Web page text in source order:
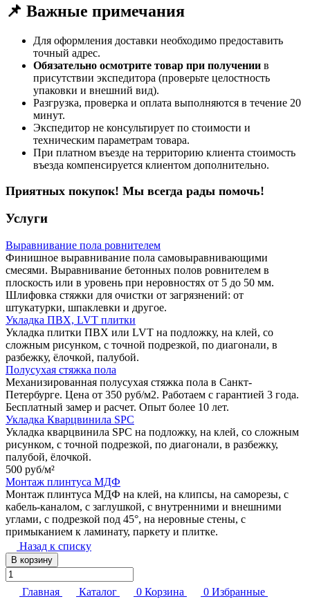
📌 Важные примечания
Для оформления доставки необходимо предоставить
точный адрес.
Обязательно осмотрите товар при получении в
присутствии экспедитора (проверьте целостность
упаковки и внешний вид).
Разгрузка, проверка и оплата выполняются в течение 20
минут.
Экспедитор не консультирует по стоимости и
техническим параметрам товара.
При платном въезде на территорию клиента стоимость
въезда компенсируется клиентом дополнительно.
Приятных покупок! Мы всегда рады помочь!
Услуги
Выравнивание пола ровнителем
Финишное выравнивание пола самовыравнивающими
смесями. Выравнивание бетонных полов ровнителем в
плоскость или в уровень при неровностях от 5 до 50 мм.
Шлифовка стяжки для очистки от загрязнений: от
штукатурки, шпаклевки и другое.
Укладка ПВХ, LVT плитки
Укладка плитки ПВХ или LVT на подложку, на клей, со
сложным рисунком, с точной подрезкой, по диагонали, в
разбежку, ёлочкой, палубой.
Полусухая стяжка пола
Механизированная полусухая стяжка пола в Санкт-
Петербурге. Цена от 350 руб/м2. Работаем с гарантией 3 года.
Бесплатный замер и расчет. Опыт более 10 лет.
Укладка Кварцвинила SPC
Укладка кварцвинила SPC на подложку, на клей, со сложным
рисунком, с точной подрезкой, по диагонали, в разбежку,
палубой, ёлочкой.
500 руб/м²
Монтаж плинтуса МДФ
Монтаж плинтуса МДФ на клей, на клипсы, на саморезы, с
кабель-каналом, с заглушкой, с внутренними и внешними
углами, с подрезкой под 45°, на неровные стены, с
примыканием к ламинату, паркету и плитке.
Назад к списку
В корзину
Главная Каталог 0 Корзина 0 Избранные